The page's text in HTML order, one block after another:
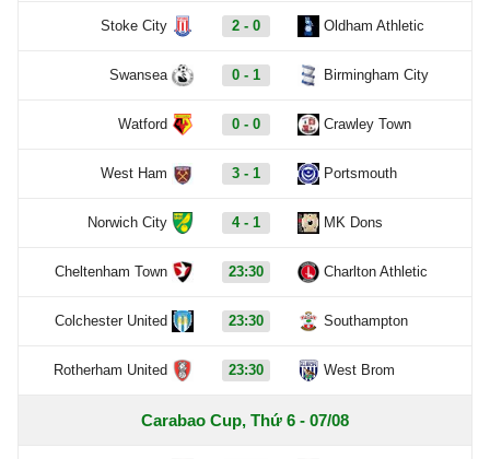
Stoke City 2 - 0 Oldham Athletic
Swansea 0 - 1 Birmingham City
Watford 0 - 0 Crawley Town
West Ham 3 - 1 Portsmouth
Norwich City 4 - 1 MK Dons
Cheltenham Town 23:30 Charlton Athletic
Colchester United 23:30 Southampton
Rotherham United 23:30 West Brom
Carabao Cup, Thứ 6 - 07/08